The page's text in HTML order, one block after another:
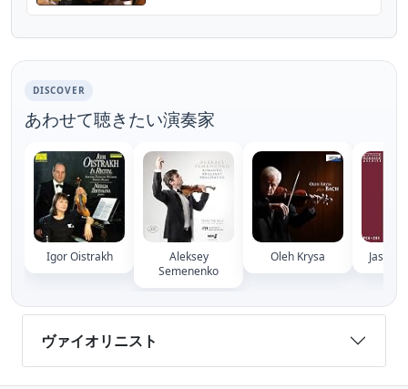
DISCOVER
あわせて聴きたい演奏家
Igor Oistrakh
Aleksey
Semenenko
Oleh Krysa Jascha
ヴァイオリニスト